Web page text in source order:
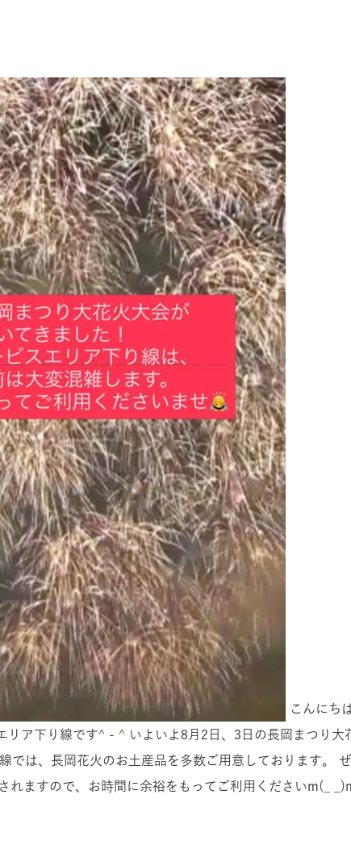
こんにち
リア下り線です^ - ^ いよいよ8月2日、3日の長岡まつり大
では、長岡花火のお土産品を多数ご用意しております。
ますので、お時間に余裕をもってご利用くださいm(_